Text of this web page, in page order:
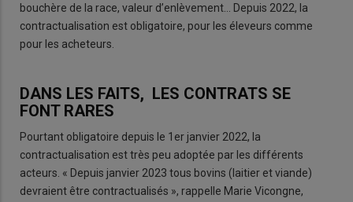
bouchère de la race, valeur d’enlèvement… Depuis 2022, la
contractualisation est obligatoire, pour les éleveurs comme
pour les acheteurs.
DANS LES FAITS, LES CONTRATS SE
FONT RARES
Pourtant obligatoire depuis le 1er janvier 2022, la
contractualisation est très peu adoptée par les différents
acteurs. « Depuis janvier 2023 tous bovins (laitier et viande)
devraient être contractualisés », rappelle Marie Vicongne,